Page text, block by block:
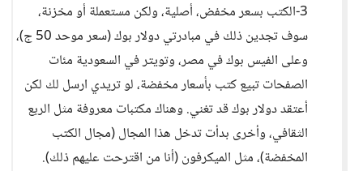
3-الكتب بسعر مخفض، أصلية، ولكن مستعملة أو مخزنة،
سوف تجدين ذلك في مبادرتي دولار بوك (سعر موحد 50 ج)،
وعلى الفيس بوك في مصر، وتويتر في السعودية مئات
الصفحات تبيع كتب بأسعار مخفضة، لو تريدي ارسل لك لكن
أعتقد دولار بوك قد تغني. وهناك مكتبات معروفة مثل الربع
الثقافي، وأخرى بدأت تدخل هذا المجال (مجال الكتب
المخفضة)، مثل الميكرفون (أنا من اقترحت عليهم ذلك).